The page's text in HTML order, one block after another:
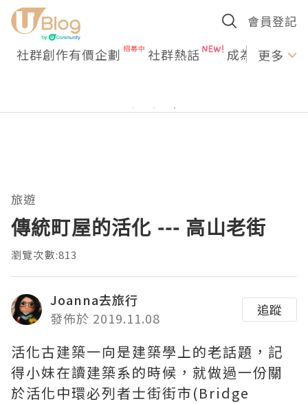
會員登記
社群創作有價企劃 社群熱話 成為U更多
旅遊
傳統町屋的活化 --- 高山老街
瀏覽次數:813
Joanna去旅行
發佈於 2019.11.08
追蹤
活化古建築一向是建築學上的老話題，記
得小妹在讀建築系的時候，就做過一份關
於活化中環必列者士街街市(Bridge